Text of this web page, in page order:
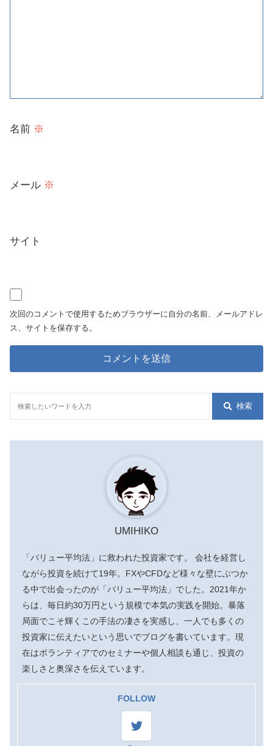
名前 ※
メール ※
サイト
次回のコメントで使用するためブラウザーに自分の名前、メールアドレ
ス、サイトを保存する。
検索
UMIHIKO
「バリュー平均法」に救われた投資家です。 会社を経営し
ながら投資を続けて19年。FXやCFDなど様々な壁にぶつか
る中で出会ったのが「バリュー平均法」でした。2021年か
らは、毎日約30万円という規模で本気の実践を開始。暴落
局面でこそ輝くこの手法の凄さを実感し、一人でも多くの
投資家に伝えたいという思いでブログを書いています。現
在はボランティアでのセミナーや個人相談も通じ、投資の
楽しさと奥深さを伝えています。
FOLLOW